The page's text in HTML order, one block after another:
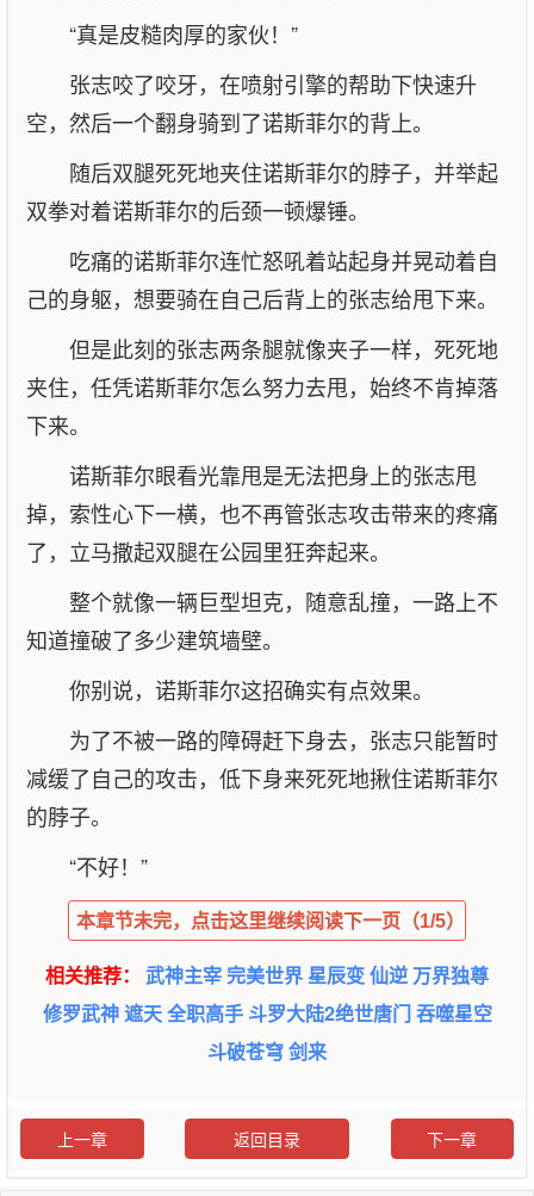
“真是皮糙肉厚的家伙！”
张志咬了咬牙，在喷射引擎的帮助下快速升
空，然后一个翻身骑到了诺斯菲尔的背上。
随后双腿死死地夹住诺斯菲尔的脖子，并举起
双拳对着诺斯菲尔的后颈一顿爆锤。
吃痛的诺斯菲尔连忙怒吼着站起身并晃动着自
己的身躯，想要骑在自己后背上的张志给甩下来。
但是此刻的张志两条腿就像夹子一样，死死地
夹住，任凭诺斯菲尔怎么努力去甩，始终不肯掉落
下来。
诺斯菲尔眼看光靠甩是无法把身上的张志甩
掉，索性心下一横，也不再管张志攻击带来的疼痛
了，立马撒起双腿在公园里狂奔起来。
整个就像一辆巨型坦克，随意乱撞，一路上不
知道撞破了多少建筑墙壁。
你别说，诺斯菲尔这招确实有点效果。
为了不被一路的障碍赶下身去，张志只能暂时
减缓了自己的攻击，低下身来死死地揪住诺斯菲尔
的脖子。
“不好！”
本章节未完，点击这里继续阅读下一页（1/5）
相关推荐： 武神主宰 完美世界星辰变仙逆 万界独尊
修罗武神遮天全职高手 斗罗大陆2绝世唐门吞噬星空
斗破苍穹剑来
上一章 返回目录 下一章